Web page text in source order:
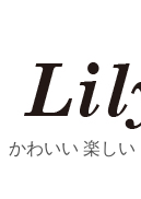
かわいい 楽しい